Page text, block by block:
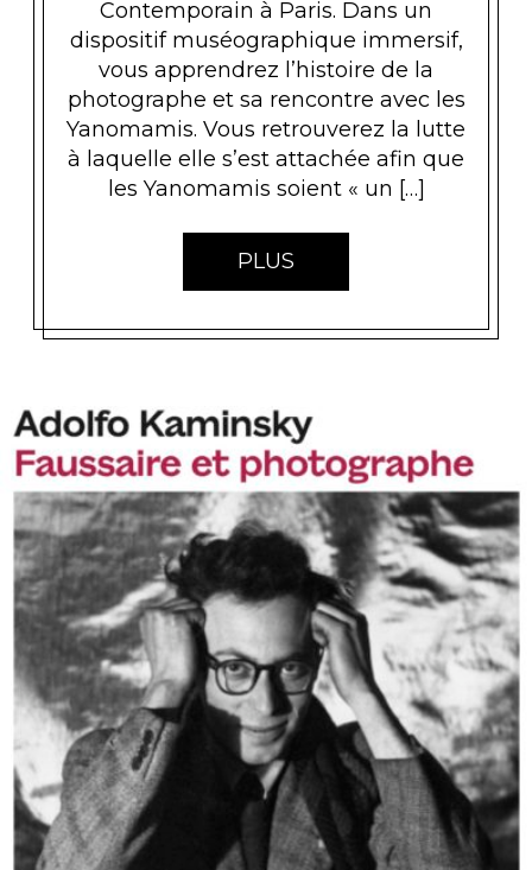
Contemporain à Paris. Dans un
dispositif muséographique immersif,
vous apprendrez l’histoire de la
photographe et sa rencontre avec les
Yanomamis. Vous retrouverez la lutte
à laquelle elle s’est attachée afin que
les Yanomamis soient « un […]
PLUS